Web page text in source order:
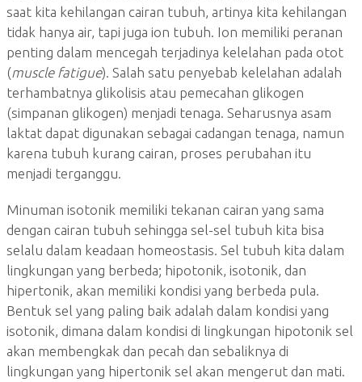
saat kita kehilangan cairan tubuh, artinya kita kehilangan
tidak hanya air, tapi juga ion tubuh. Ion memiliki peranan
penting dalam mencegah terjadinya kelelahan pada otot
(muscle fatigue). Salah satu penyebab kelelahan adalah
terhambatnya glikolisis atau pemecahan glikogen
(simpanan glikogen) menjadi tenaga. Seharusnya asam
laktat dapat digunakan sebagai cadangan tenaga, namun
karena tubuh kurang cairan, proses perubahan itu
menjadi terganggu.
Minuman isotonik memiliki tekanan cairan yang sama
dengan cairan tubuh sehingga sel-sel tubuh kita bisa
selalu dalam keadaan homeostasis. Sel tubuh kita dalam
lingkungan yang berbeda; hipotonik, isotonik, dan
hipertonik, akan memiliki kondisi yang berbeda pula.
Bentuk sel yang paling baik adalah dalam kondisi yang
isotonik, dimana dalam kondisi di lingkungan hipotonik sel
akan membengkak dan pecah dan sebaliknya di
lingkungan yang hipertonik sel akan mengerut dan mati.